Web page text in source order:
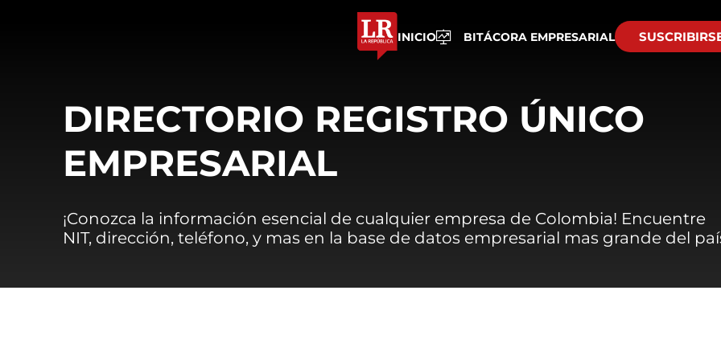
INICIO BITÁCORA EMPRESARIAL
DIRECTORIO REGISTRO ÚNICO
EMPRESARIAL
¡Conozca la información esencial de cualquier empresa de Colombia! Encuentre
NIT, dirección, teléfono, y mas en la base de datos empresarial mas grande del